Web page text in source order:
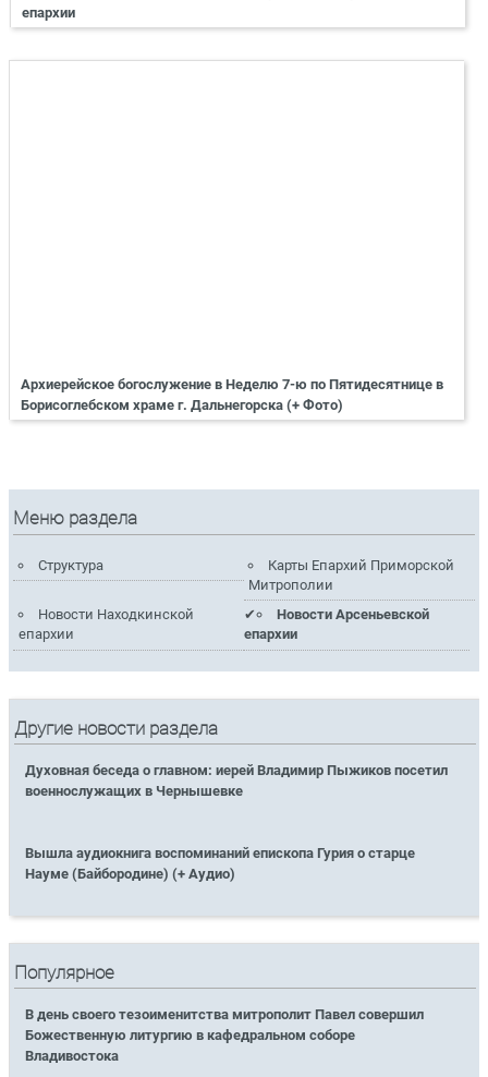
епархии
Архиерейское богослужение в Неделю 7-ю по Пятидесятнице в
Борисоглебском храме г. Дальнегорска (+ Фото)
Меню раздела
Структура
Карты Епархий Приморской
Митрополии
Новости Находкинской
епархии
Новости Арсеньевской
епархии
Другие новости раздела
Духовная беседа о главном: иерей Владимир Пыжиков посетил
военнослужащих в Чернышевке
Вышла аудиокнига воспоминаний епископа Гурия о старце
Науме (Байбородине) (+ Аудио)
Популярное
В день своего тезоименитства митрополит Павел совершил
Божественную литургию в кафедральном соборе
Владивостока